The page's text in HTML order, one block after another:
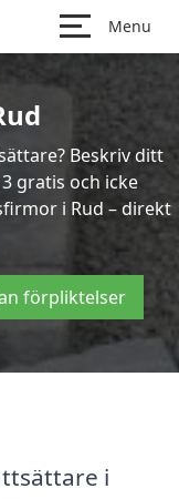
Menu
Beskriv ditt
gratis och icke
i Rud – direkt
förpliktelser
i